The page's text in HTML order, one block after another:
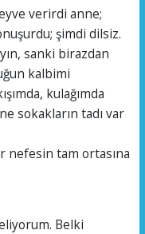
verirdi anne;
şimdi dilsiz.
sanki birazdan
kalbimi
kulağımda
sokakların tadı var
nefesin tam ortasına
Belki